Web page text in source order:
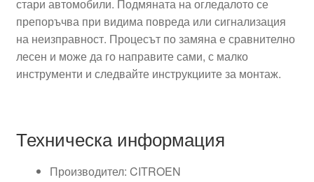
стари автомобили. Подмяната на огледалото се
препоръчва при видима повреда или сигнализация
на неизправност. Процесът по замяна е сравнително
лесен и може да го направите сами, с малко
инструменти и следвайте инструкциите за монтаж.
Техническа информация
Производител: CITROEN